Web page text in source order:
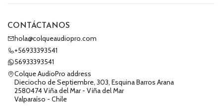
CONTÁCTANOS
hola@colqueaudiopro.com
+56933393541
56933393541
Colque AudioPro address
Dieciocho de Septiembre, 303, Esquina Barros Arana
2580474 Viña del Mar - Viña del Mar
Valparaíso - Chile